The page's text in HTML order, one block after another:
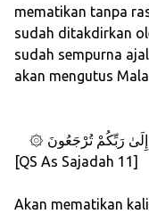
mematikan tanpa
sudah ditakdirkan
sudah sempurna
akan mengutus
رَبِّكُمْ تُرْجَعُونَ
[QS As Sajadah 11]
Akan mematikan